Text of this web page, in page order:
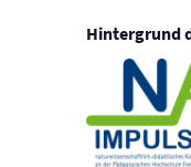
Hintergrund